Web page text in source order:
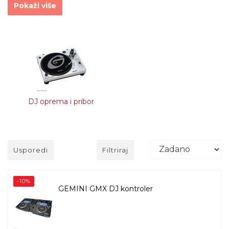
Pokaži više
DJ oprema i pribor
Usporedi Filtriraj
-10%
GEMINI GMX DJ kontroler